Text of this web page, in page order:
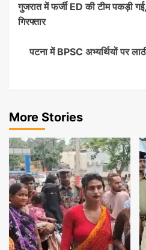
Navigation
गुजरात में फर्जी ED की टीम पकड़ी
गिरफ्तार
पटना में BPSC अभ्यर्थियों पर
More Stories